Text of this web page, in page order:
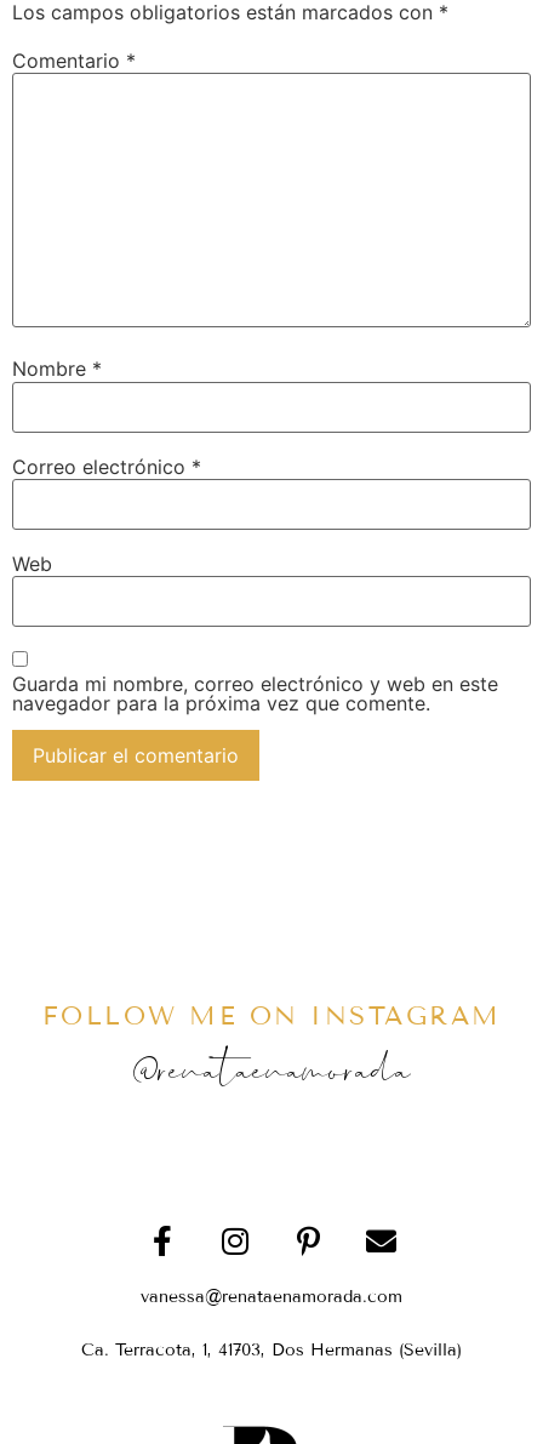
Los campos obligatorios están marcados con *
Comentario *
Nombre *
Correo electrónico *
Web
Guarda mi nombre, correo electrónico y web en este
navegador para la próxima vez que comente.
FOLLOW ME ON INSTAGRAM
@renataenamorada
vanessa@renataenamorada.com
Ca. Terracota, 1, 41703, Dos Hermanas (Sevilla)